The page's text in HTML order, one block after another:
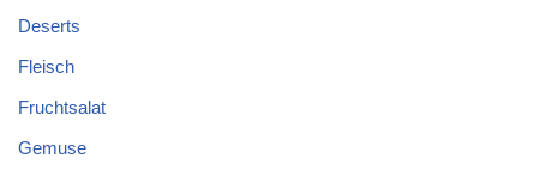
Deserts
Fleisch
Fruchtsalat
Gemuse